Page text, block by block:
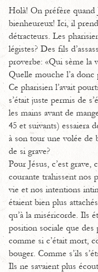
Holà! On préfère quand
bienheureux! Ici, il
détracteurs. Les
légistes? Des fils
proverbe: «Qui sème la
Quelle mouche l’a donc
Ce pharisien l’avait
s’était juste permis de
les mains avant de
45 et suivants) essaiera
à son tour une volée de
de si grave?
Pour Jésus, c’est grave,
courante trahissent nos
vie et nos intentions
étaient bien plus
qu’à la miséricorde. Ils
position sociale que
comme si c’était mort,
bouger. Comme s’ils
Ils ne savaient plus